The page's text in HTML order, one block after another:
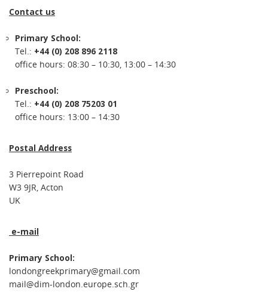
Contact us
Primary School:
Tel.: +44 (0) 208 896 2118
office hours: 08:30 – 10:30, 13:00 – 14:30
Preschool:
Tel.: +44 (0) 208 75203 01
office hours: 13:00 – 14:30
Postal Address
3 Pierrepoint Road
W3 9JR, Acton
UK
e-mail
Primary School:
londongreekprimary@gmail.com
mail@dim-london.europe.sch.gr